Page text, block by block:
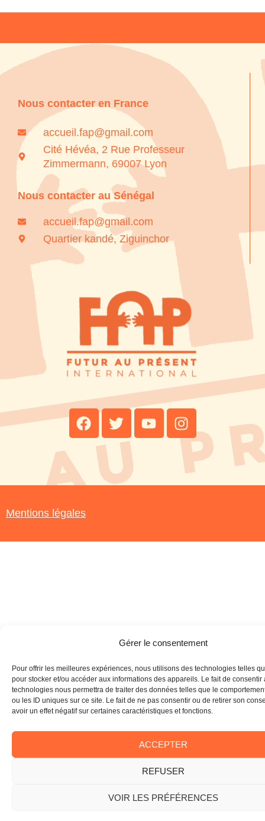
Gérer le consentement
Pour offrir les meilleures expériences, nous utilisons des technologies telles
pour stocker et/ou accéder aux informations des appareils. Le fait de consentir
technologies nous permettra de traiter des données telles que le
ou les ID uniques sur ce site. Le fait de ne pas consentir ou de retirer son
avoir un effet négatif sur certaines caractéristiques et fonctions.
ACCEPTER
REFUSER
VOIR LES PRÉFÉRENCES
Nous contacter en France
accueil.fap@gmail.com
Cité Hévéa, 2 Rue Professeur
Zimmermann, 69007 Lyon
Nous contacter au Sénégal
accueil.fap@gmail.com
Quartier kandé, Ziguinchor
Mentions légales